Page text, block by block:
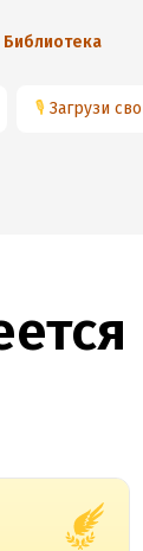
Библиотека
🎙 Загрузи